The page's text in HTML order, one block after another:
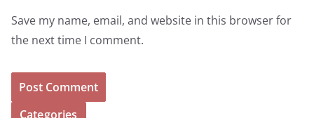
Save my name, email, and website in this browser for
the next time I comment.
Categories